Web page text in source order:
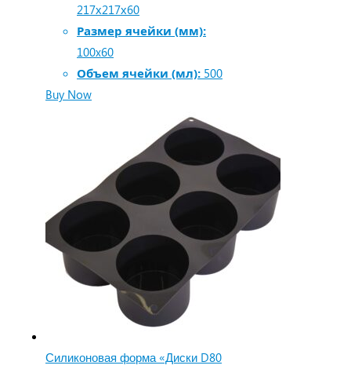
217х217х60
Размер ячейки (мм):
100x60
Объем ячейки (мл): 500
Buy Now
Силиконовая форма «Диски D80